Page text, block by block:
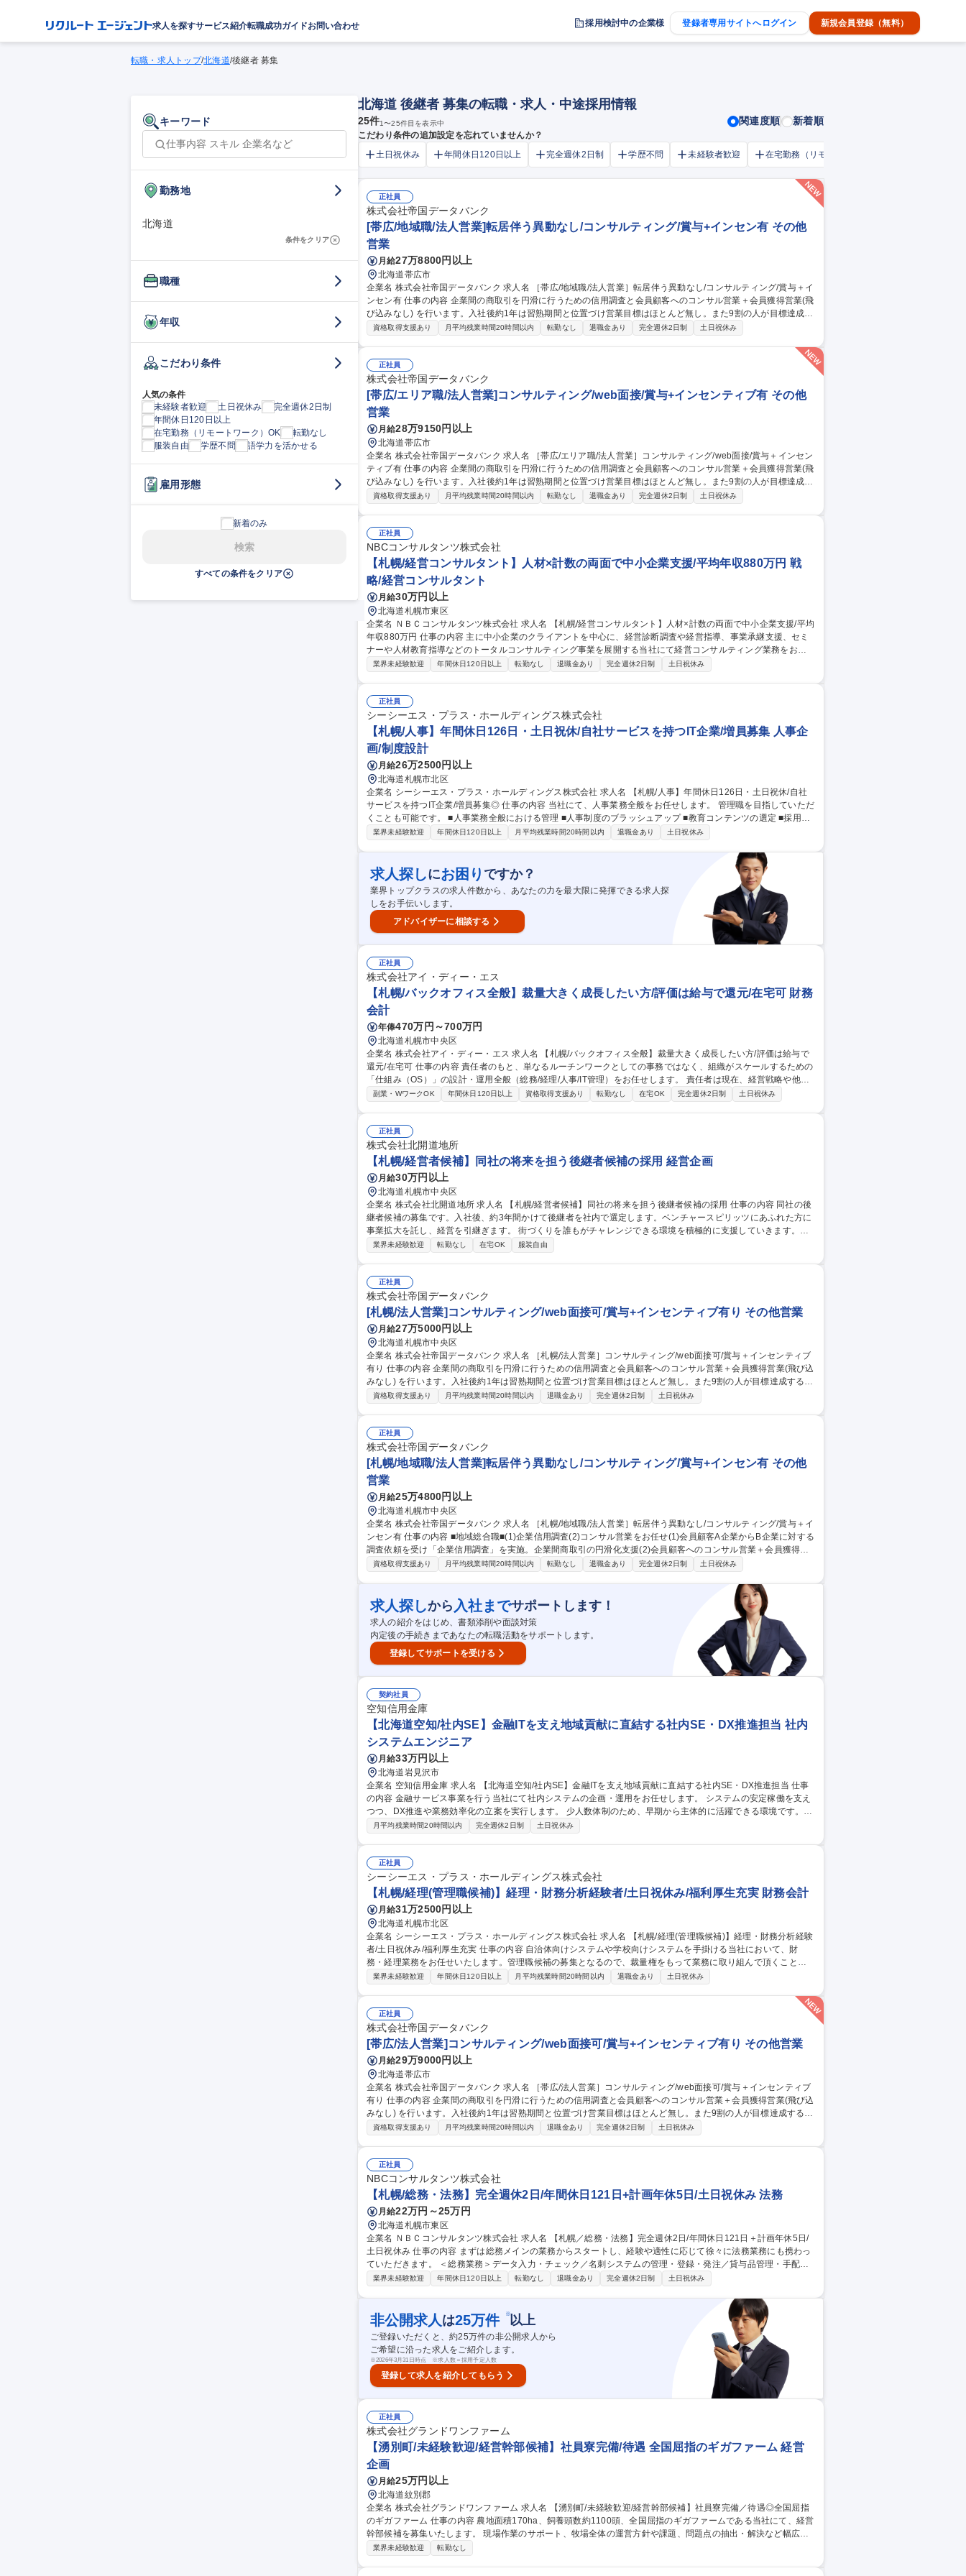
求人を探すサービス紹介転職成功ガイドお問い合わせ 採用検討中の企業様 登録者専用サイトへログイン 新規会員登録（無料）
転職・求人トップ/北海道/後継者 募集
キーワード
勤務地
北海道
条件をクリア
職種
年収
こだわり条件
人気の条件
未経験者歓迎
土日祝休み
完全週休2日制
年間休日120日以上
在宅勤務（リモートワーク）OK
転勤なし
服装自由
学歴不問 語学力を活かせる
雇用形態
新着のみ
検索
すべての条件をクリア
北海道 後継者 募集の転職・求人・中途採用情報
25件1〜25件目を表示中 関連度順 新着順
こだわり条件の追加設定を忘れていませんか？
土日祝休み
年間休日120日以上 完全週休2日制 学歴不問 未経験者歓迎 在宅勤務（リモートワーク）OK
正社員
株式会社帝国データバンク
[帯広/地域職/法人営業]転居伴う異動なし/コンサルティング/賞与+インセン有 その他
営業
月給27万8800円以上
北海道帯広市
企業名 株式会社帝国データバンク 求人名 ［帯広/地域職/法人営業］転居伴う異動なし/コンサルティング/賞与＋イ
ンセン有 仕事の内容 企業間の商取引を円滑に行うための信用調査と会員顧客へのコンサル営業＋会員獲得営業(飛
び込みなし) を行います。入社後約1年は習熟期間と位置づけ営業目標はほとんど無し。また9割の人が目標達成す
る環境です。 ■信用調査(約80項目)：事業内容やビジネスモデル、財務状況の聞き取り ■コンサル営業：業界動
スの提案 【魅力】担当顧客に対し長期伴走型の課題解決支援を行う事ができ、売り切り営業では無いことから自
らの提案による企業の改善を間近に感じられます。経営層との対峙機会が多く様々なスキル向上が期待できま
す。 募集職種 ［帯広/地域職/法人営業］転居伴う異動なし/コンサルティング/賞与＋インセン有
資格取得支援あり 月平均残業時間20時間以内 転勤なし 退職金あり 完全週休2日制 土日祝休み
正社員
株式会社帝国データバンク
[帯広/エリア職/法人営業]コンサルティング/web面接/賞与+インセンティブ有 その他
営業
月給28万9150円以上
北海道帯広市
企業名 株式会社帝国データバンク 求人名 ［帯広/エリア職/法人営業］コンサルティング/web面接/賞与＋インセン
ティブ有 仕事の内容 企業間の商取引を円滑に行うための信用調査と会員顧客へのコンサル営業＋会員獲得営業(飛
び込みなし) を行います。入社後約1年は習熟期間と位置づけ営業目標はほとんど無し。また9割の人が目標達成す
る環境です。 ■信用調査(約80項目)：事業内容やビジネスモデル、財務状況の聞き取り ■コンサル営業：業界動
らの提案による企業の改善を間近に感じられます。経営層との対峙機会が多く様々なスキル向上が期待できま
す。 募集職種 ［帯広/エリア職/法人営業］コンサルティング/web面接/賞与＋インセンティブ有
資格取得支援あり 月平均残業時間20時間以内 転勤なし 退職金あり 完全週休2日制 土日祝休み
正社員
NBCコンサルタンツ株式会社
【札幌/経営コンサルタント】人材×計数の両面で中小企業支援/平均年収880万円 戦
略/経営コンサルタント
月給30万円以上
北海道札幌市東区
企業名 ＮＢＣコンサルタンツ株式会社 求人名 【札幌/経営コンサルタント】人材×計数の両面で中小企業支援/平均
年収880万円 仕事の内容 主に中小企業のクライアントを中心に、経営診断調査や経営指導、事業承継支援、セミ
ナーや人材教育指導などのトータルコンサルティング事業を展開する当社にて経営コンサルティング業務をお任
せします。 【詳細】経営分析や経営改善計画の策定・計画達成の伴走支援、事業承継・M&A支援、人事評価制度
び全国の支社、労働者の自宅） 募集職種 【札幌/経営コンサルタント】人材×計数の両面で中小企業支援/平均年収
880万円
業界未経験歓迎 年間休日120日以上 転勤なし 退職金あり 完全週休2日制 土日祝休み
正社員
シーシーエス・プラス・ホールディングス株式会社
【札幌/人事】年間休日126日・土日祝休/自社サービスを持つIT企業/増員募集 人事企
画/制度設計
月給26万2500円以上
北海道札幌市北区
企業名 シーシーエス・プラス・ホールディングス株式会社 求人名 【札幌/人事】年間休日126日・土日祝休/自社
サービスを持つIT企業/増員募集◎ 仕事の内容 当社にて、人事業務全般をお任せします。 管理職を目指していただ
くことも可能です。 ■人事業務全般における管理 ■人事制度のブラッシュアップ ■教育コンテンツの選定 ■採用業
務（新卒・中途） ■社員の働きがい向上のための施策の立案～実施 等 ■メンバーマネジメント 募集職種 【札幌/人
業界未経験歓迎 年間休日120日以上 月平均残業時間20時間以内 退職金あり 土日祝休み
求人探しにお困り ですか？
業界トップクラスの求人件数から、あなたの力を最大限に発揮できる求人探
しをお手伝いします。
アドバイザーに相談する
正社員
株式会社アイ・ディー・エス
【札幌/バックオフィス全般】裁量大きく成長したい方/評価は給与で還元/在宅可 財務
会計
年俸470万円～700万円
北海道札幌市中央区
企業名 株式会社アイ・ディー・エス 求人名 【札幌/バックオフィス全般】裁量大きく成長したい方/評価は給与で
還元/在宅可 仕事の内容 責任者のもと、単なるルーチンワークとしての事務ではなく、組織がスケールするための
「仕組み（OS）」の設計・運用全般（総務/経理/人事/IT管理）をお任せします。 責任者は現在、経営戦略や他業
務へのシフトを見据えており、本ポジションはその「後継者」としての採用です。 マニュアルをなぞるのではな
だくことを期待しています。 募集職種 【札幌/バックオフィス全般】裁量大きく成長したい方/評価は給与で還元/
在宅可
副業・WワークOK 年間休日120日以上 資格取得支援あり 転勤なし 在宅OK 完全週休2日制 土日祝休み
正社員
株式会社北開道地所
【札幌/経営者候補】同社の将来を担う後継者候補の採用 経営企画
月給30万円以上
北海道札幌市中央区
企業名 株式会社北開道地所 求人名 【札幌/経営者候補】同社の将来を担う後継者候補の採用 仕事の内容 同社の後
継者候補の募集です。入社後、約3年間かけて後継者を社内で選定します。ベンチャースピリッツにあふれた方に
事業拡大を託し、経営を引継ぎます。 街づくりを誰もがチャレンジできる環境を積極的に支援していきます。※
職務の変更の範囲：会社の定める業務 【具体的には】・経営会議の参加・街づくりの開発企画立案・商品企画・
を担う後継者候補の採用
業界未経験歓迎 転勤なし 在宅OK 服装自由
正社員
株式会社帝国データバンク
[札幌/法人営業]コンサルティング/web面接可/賞与+インセンティブ有り その他営業
月給27万5000円以上
北海道札幌市中央区
企業名 株式会社帝国データバンク 求人名 ［札幌/法人営業］コンサルティング/web面接可/賞与＋インセンティブ
有り 仕事の内容 企業間の商取引を円滑に行うための信用調査と会員顧客へのコンサル営業＋会員獲得営業(飛び込
みなし) を行います。入社後約1年は習熟期間と位置づけ営業目標はほとんど無し。また9割の人が目標達成する環
境です。 ■信用調査(約80項目)：事業内容やビジネスモデル、財務状況の聞き取り ■コンサル営業：業界動向・市
案による企業の改善を間近に感じられます。経営層との対峙機会が多く様々なスキル向上が期待できます。 募集
職種 ［札幌/法人営業］コンサルティング/web面接可/賞与＋インセンティブ有り
資格取得支援あり 月平均残業時間20時間以内 退職金あり 完全週休2日制 土日祝休み
正社員
株式会社帝国データバンク
[札幌/地域職/法人営業]転居伴う異動なし/コンサルティング/賞与+インセン有 その他
営業
月給25万4800円以上
北海道札幌市中央区
企業名 株式会社帝国データバンク 求人名 ［札幌/地域職/法人営業］転居伴う異動なし/コンサルティング/賞与＋イ
ンセン有 仕事の内容 ■地域総合職■(1)企業信用調査(2)コンサル営業をお任せ(1)会員顧客A企業からB企業に対する
調査依頼を受け「企業信用調査」を実施。企業間商取引の円滑化支援(2)会員顧客へのコンサル営業＋会員獲得へ
の営業 ■信用調査(約80項目)：事業内容やビジネスモデル、財務状況の聞き取り ■提案営業内容：業界動向・市場
【魅力】顧客に対し伴走型の課題解決支援ができ、売り切り営業では無いため自らの提案による企業の改善を間
近に感じられます。(飛び込み営業なし)経営層との対峙機会が多く様々なスキル向上が期待できます。 募集職種
［札幌/地域職/法人営業］転居伴う異動なし/コンサルティング/賞与＋インセン有
資格取得支援あり 月平均残業時間20時間以内 転勤なし 退職金あり 完全週休2日制 土日祝休み
求人探しから 入社までサポートします！
求人の紹介をはじめ、書類添削や面談対策
内定後の手続きまであなたの転職活動をサポートします。
登録してサポートを受ける
契約社員
空知信用金庫
【北海道空知/社内SE】金融ITを支え地域貢献に直結する社内SE・DX推進担当 社内
システムエンジニア
月給33万円以上
北海道岩見沢市
企業名 空知信用金庫 求人名 【北海道空知/社内SE】金融ITを支え地域貢献に直結する社内SE・DX推進担当 仕事
の内容 金融サービス事業を行う当社にて社内システムの企画・運用をお任せします。 システムの安定稼働を支え
つつ、DX推進や業務効率化の立案を実行します。 少人数体制のため、早期から主体的に活躍できる環境です。
【具体的には】 ■社内システムの企画・開発・運用(ベンダー連携、改善・操作支援) ■PC・サーバ等の情報機器保
月平均残業時間20時間以内 完全週休2日制 土日祝休み
正社員
シーシーエス・プラス・ホールディングス株式会社
【札幌/経理(管理職候補)】経理・財務分析経験者/土日祝休み/福利厚生充実 財務会計
月給31万2500円以上
北海道札幌市北区
企業名 シーシーエス・プラス・ホールディングス株式会社 求人名 【札幌/経理(管理職候補)】経理・財務分析経験
者/土日祝休み/福利厚生充実 仕事の内容 自治体向けシステムや学校向けシステムを手掛ける当社において、財
務・経理業務をお任せいたします。管理職候補の募集となるので、裁量権をもって業務に取り組んで頂くことが
できます。 今後の更なる事業成長に向け、自社の財務状況の分析、経営層や各部署への経営戦略の提案・助言な
予算管理等の業務全般、自社の財務状況分析、経営層への戦略提案 ■経理：出納、現金出入金、税理士対応 】※
最終的な決算取りまとめについては関連会社の税理士法人で実施。 募集職種 【札幌/経理(管理職候補)】経理・財
務分析経験者/土日祝休み/福利厚生充実
業界未経験歓迎 年間休日120日以上 月平均残業時間20時間以内 退職金あり 土日祝休み
正社員
株式会社帝国データバンク
[帯広/法人営業]コンサルティング/web面接可/賞与+インセンティブ有り その他営業
月給29万9000円以上
北海道帯広市
企業名 株式会社帝国データバンク 求人名 ［帯広/法人営業］コンサルティング/web面接可/賞与＋インセンティブ
有り 仕事の内容 企業間の商取引を円滑に行うための信用調査と会員顧客へのコンサル営業＋会員獲得営業(飛び込
みなし) を行います。入社後約1年は習熟期間と位置づけ営業目標はほとんど無し。また9割の人が目標達成する環
境です。 ■信用調査(約80項目)：事業内容やビジネスモデル、財務状況の聞き取り ■コンサル営業：業界動向・市
案による企業の改善を間近に感じられます。経営層との対峙機会が多く様々なスキル向上が期待できます。 募集
職種 ［帯広/法人営業］コンサルティング/web面接可/賞与＋インセンティブ有り
資格取得支援あり 月平均残業時間20時間以内 退職金あり 完全週休2日制 土日祝休み
正社員
NBCコンサルタンツ株式会社
【札幌/総務・法務】完全週休2日/年間休日121日+計画年休5日/土日祝休み 法務
月給22万円～25万円
北海道札幌市東区
企業名 ＮＢＣコンサルタンツ株式会社 求人名 【札幌／総務・法務】完全週休2日/年間休日121日＋計画年休5日/
土日祝休み 仕事の内容 まずは総務メインの業務からスタートし、経験や適性に応じて徐々に法務業務にも携わっ
ていただきます。 ＜総務業務＞データ入力・チェック／名刺システムの管理・登録・発注／貸与品管理・手配／
各支社からの提出物の確認／慶弔手配対応／お中元・お歳暮の手配／電話・来客・郵便対応 など ＜法務業務＞契
CK（株式会社リセ）／契約ウォッチ Connect（リーガルフォース） 【変更の範囲】会社の定める業務 募集職種
【札幌／総務・法務】完全週休2日/年間休日121日＋計画年休5日/土日祝休み
業界未経験歓迎 年間休日120日以上 転勤なし 退職金あり 完全週休2日制 土日祝休み
非公開求人 は25万件 ※以上
ご登録いただくと、約25万件の非公開求人から
ご希望に沿った求人をご紹介します。
※2026年3月31日時点 ※求人数＝採用予定人数
登録して求人を紹介してもらう
正社員
株式会社グランドワンファーム
【湧別町/未経験歓迎/経営幹部候補】社員寮完備/待遇 全国屈指のギガファーム 経営
企画
月給25万円以上
北海道紋別郡
企業名 株式会社グランドワンファーム 求人名 【湧別町/未経験歓迎/経営幹部候補】社員寮完備／待遇◎全国屈指
のギガファーム 仕事の内容 農地面積170ha、飼養頭数約1100頭、全国屈指のギガファームである当社にて、経営
幹部候補を募集いたします。 現場作業のサポート、牧場全体の運営方針や課題、問題点の抽出・解決など幅広く
業務をお任せします。 【具体的な業務】 ■現場作業およびマネジメント ■人材育成やバックオフィス業務 など ◎
業界未経験歓迎 転勤なし